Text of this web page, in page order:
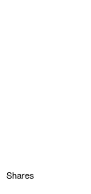
Shares